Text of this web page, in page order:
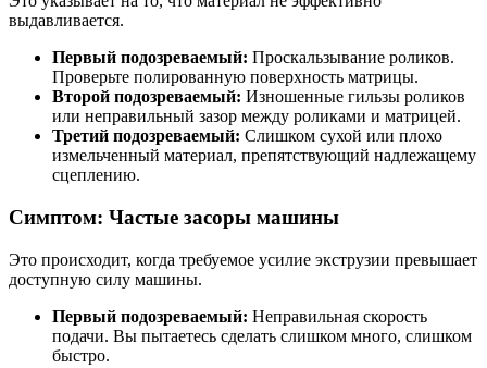
выдавливается.
Первый подозреваемый: Проскальзывание роликов.
Проверьте полированную поверхность матрицы.
Второй подозреваемый: Изношенные гильзы роликов
или неправильный зазор между роликами и матрицей.
Третий подозреваемый: Слишком сухой или плохо
измельченный материал, препятствующий надлежащему
сцеплению.
Симптом: Частые засоры машины
Это происходит, когда требуемое усилие экструзии превышает
доступную силу машины.
Первый подозреваемый: Неправильная скорость
подачи. Вы пытаетесь сделать слишком много, слишком
быстро.